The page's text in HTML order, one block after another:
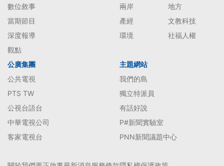
數位敘事
當期節目
深度報導
觀點
兩岸
地方
產經
文教科技
環境
社福人權
公廣集團
公共電視
PTS TW
公視台語台
中華電視公司
客家電視台
主題網站
我們的島
獨立特派員
有話好說
P#新聞實驗室
PNN新聞議題中心